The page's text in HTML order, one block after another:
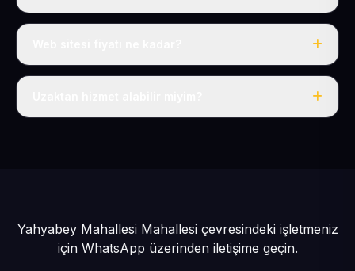
Evet, Yahyabey Mahallesi dahil tüm Pınarbaşı ve
Tek fiyat: yılda 50 USD + KDV, her şey dahil.
Yahyabey Mahallesi Mahallesi çevresindeki işletmeniz
için WhatsApp üzerinden iletişime geçin.